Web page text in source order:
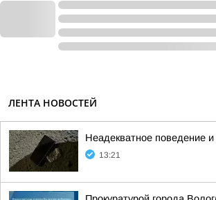
ЛЕНТА НОВОСТЕЙ
Неадекватное поведение и
13:21